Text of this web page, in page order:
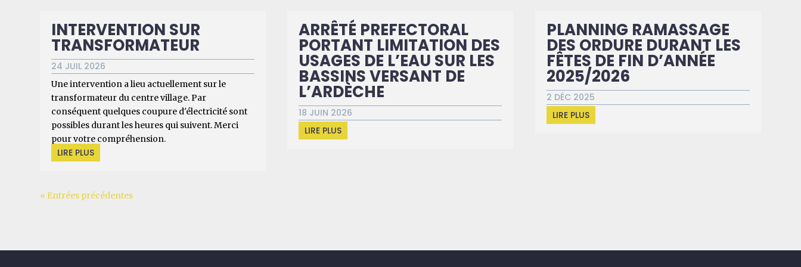
INTERVENTION SUR
TRANSFORMATEUR
24 JUIL 2026
Une intervention a lieu actuellement sur le
transformateur du centre village. Par
conséquent quelques coupure d'électricité sont
possibles durant les heures qui suivent. Merci
pour votre compréhension.
LIRE PLUS
ARRÊTÉ PREFECTORAL
PORTANT LIMITATION DES
USAGES DE L’EAU SUR LES
BASSINS VERSANT DE
L’ARDÈCHE
18 JUIN 2026
LIRE PLUS
PLANNING RAMASSAGE
DES ORDURE DURANT LES
FÊTES DE FIN D’ANNÉE
2025/2026
2 DÉC 2025
LIRE PLUS
« Entrées précédentes